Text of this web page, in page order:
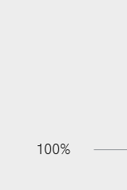
100%